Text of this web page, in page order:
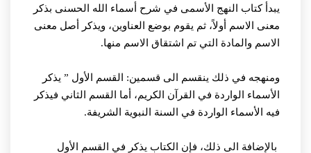
يبدأ كتاب النهج الأسمى في شرح أسماء الله الحسنى بذكر
معنى الاسم أولاً، ثم يقوم بوضع العناوين، ويذكر أصل معنى
الاسم والمادة التي تم اشتقاق الاسم منها.
ومنهجه في ذلك ينقسم الى قسمين: القسم الأول ” يذكر
الأسماء الواردة في القرآن الكريم، أما القسم الثاني فيذكر
فيه الأسماء الواردة في السنة النبوية الشريفة.
بالإضافة الى ذلك، فإن الكتاب يذكر في القسم الأول